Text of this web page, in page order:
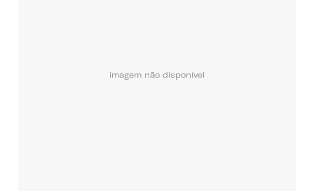
imagem não disponível